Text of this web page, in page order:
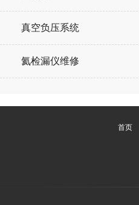
真空负压系统
氦检漏仪维修
首页